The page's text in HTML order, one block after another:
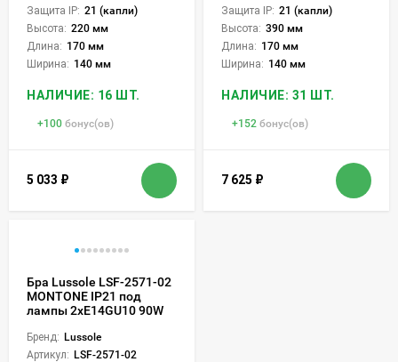
Защита IP: 21 (капли)
Высота: 220 мм
Длина: 170 мм
Ширина: 140 мм
НАЛИЧИЕ: 16 ШТ.
+100 бонус(ов)
5 033 ₽
Защита IP: 21 (капли)
Высота: 390 мм
Длина: 170 мм
Ширина: 140 мм
НАЛИЧИЕ: 31 ШТ.
+152 бонус(ов)
7 625 ₽
Бра Lussole LSF-2571-02
MONTONE IP21 под
лампы 2xE14GU10 90W
Бренд: Lussole
Артикул: LSF-2571-02